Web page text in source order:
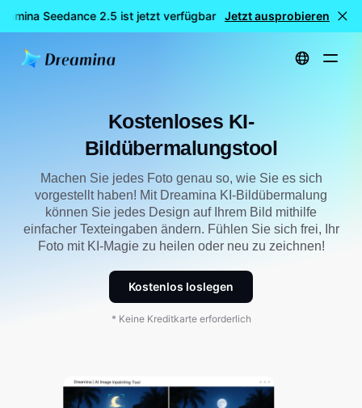
Seedance 2.5 ist jetzt verfügbar 🎉 Neues Modell
Jetzt ausprobieren
Startseite Werkzeuge Kostenloses KI-Bild-Inpainting-Tool
Kostenloses KI-
Bildübermalungstool
Machen Sie jedes Foto genau so, wie Sie es sich
vorgestellt haben! Mit Dreamina KI-Bildübermalung
können Sie jedes Design auf Ihrem Bild mithilfe
einfacher Texteingaben ändern. Fühlen Sie sich frei, Ihr
Foto mit KI-Magie zu heilen oder neu zu zeichnen!
Kostenlos loslegen
* Keine Kreditkarte erforderlich